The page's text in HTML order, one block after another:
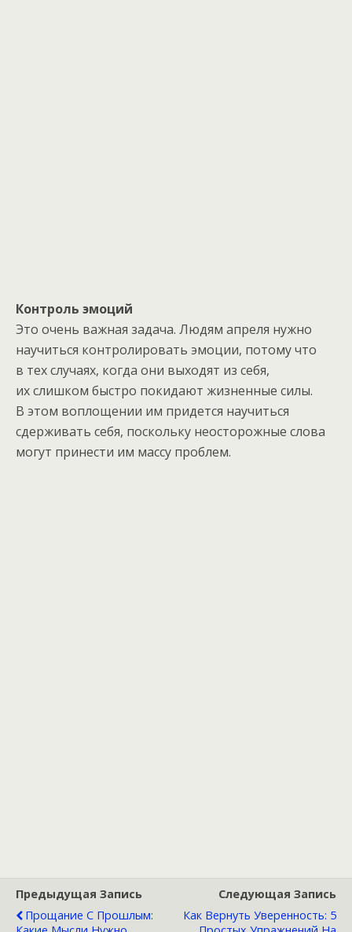
Контроль эмоций
Это очень важная задача. Людям апреля нужно
научиться контролировать эмоции, потому что
в тех случаях, когда они выходят из себя,
их слишком быстро покидают жизненные силы.
В этом воплощении им придется научиться
сдерживать себя, поскольку неосторожные слова
могут принести им массу проблем.
Предыдущая Запись
Прощание С Прошлым:
Следующая Запись
Как Вернуть Уверенность: 5